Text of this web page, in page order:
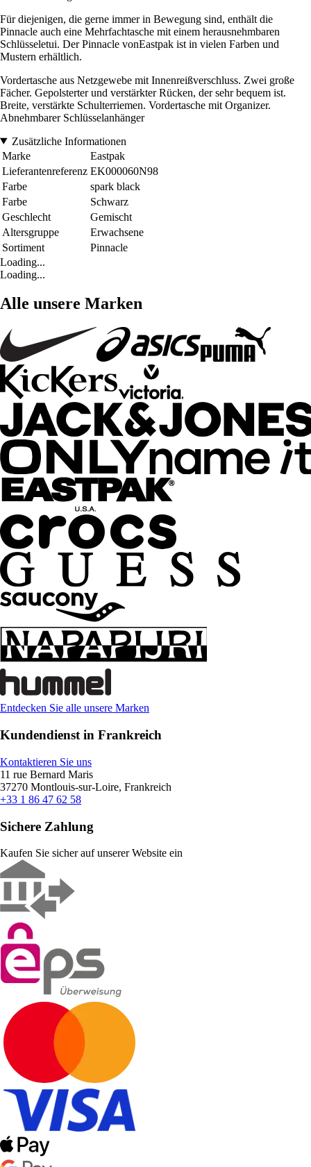
Für diejenigen, die gerne immer in Bewegung sind, enthält die
Pinnacle auch eine Mehrfachtasche mit einem herausnehmbaren
Schlüsseletui. Der Pinnacle vonEastpak ist in vielen Farben und
Mustern erhältlich.
Vordertasche aus Netzgewebe mit Innenreißverschluss. Zwei große
Fächer. Gepolsterter und verstärkter Rücken, der sehr bequem ist.
Breite, verstärkte Schulterriemen. Vordertasche mit Organizer.
Abnehmbarer Schlüsselanhänger
Zusätzliche Informationen
Marke
Eastpak
Lieferantenreferenz EK000060N98
Farbe
spark black
Farbe
Schwarz
Geschlecht
Gemischt
Altersgruppe
Erwachsene
Sortiment
Pinnacle
Loading...
Loading...
Alle unsere Marken
Entdecken Sie alle unsere Marken
Kundendienst in Frankreich
Kontaktieren Sie uns
11 rue Bernard Maris
37270 Montlouis-sur-Loire, Frankreich
+33 1 86 47 62 58
Sichere Zahlung
Kaufen Sie sicher auf unserer Website ein